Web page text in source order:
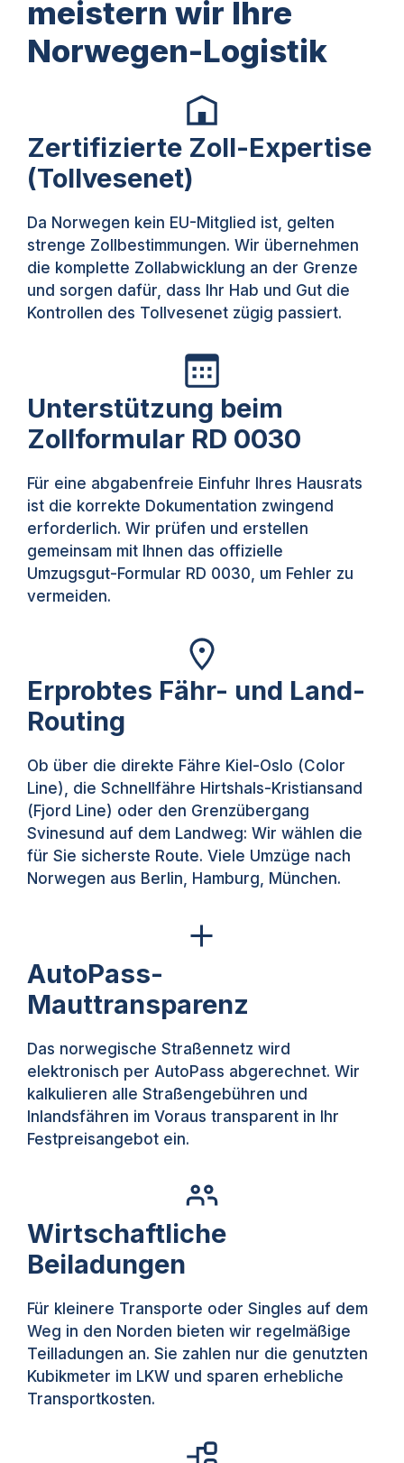
meistern wir Ihre
Norwegen-Logistik
Zertifizierte Zoll-Expertise
(Tollvesenet)
Da Norwegen kein EU-Mitglied ist, gelten
strenge Zollbestimmungen. Wir übernehmen
die komplette Zollabwicklung an der Grenze
und sorgen dafür, dass Ihr Hab und Gut die
Kontrollen des Tollvesenet zügig passiert.
Unterstützung beim
Zollformular RD 0030
Für eine abgabenfreie Einfuhr Ihres Hausrats
ist die korrekte Dokumentation zwingend
erforderlich. Wir prüfen und erstellen
gemeinsam mit Ihnen das offizielle
Umzugsgut-Formular RD 0030, um Fehler zu
vermeiden.
Erprobtes Fähr- und Land-
Routing
Ob über die direkte Fähre Kiel-Oslo (Color
Line), die Schnellfähre Hirtshals-Kristiansand
(Fjord Line) oder den Grenzübergang
Svinesund auf dem Landweg: Wir wählen die
für Sie sicherste Route. Viele Umzüge nach
Norwegen aus Berlin, Hamburg, München.
AutoPass-
Mauttransparenz
Das norwegische Straßennetz wird
elektronisch per AutoPass abgerechnet. Wir
kalkulieren alle Straßengebühren und
Inlandsfähren im Voraus transparent in Ihr
Festpreisangebot ein.
Wirtschaftliche
Beiladungen
Für kleinere Transporte oder Singles auf dem
Weg in den Norden bieten wir regelmäßige
Teilladungen an. Sie zahlen nur die genutzten
Kubikmeter im LKW und sparen erhebliche
Transportkosten.